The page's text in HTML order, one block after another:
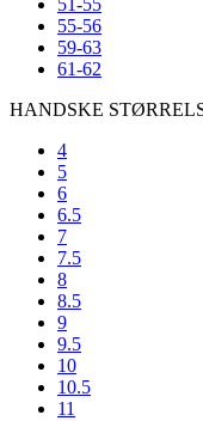
51-55
55-56
59-63
61-62
HANDSKE
4
5
6
6.5
7
7.5
8
8.5
9
9.5
10
10.5
11